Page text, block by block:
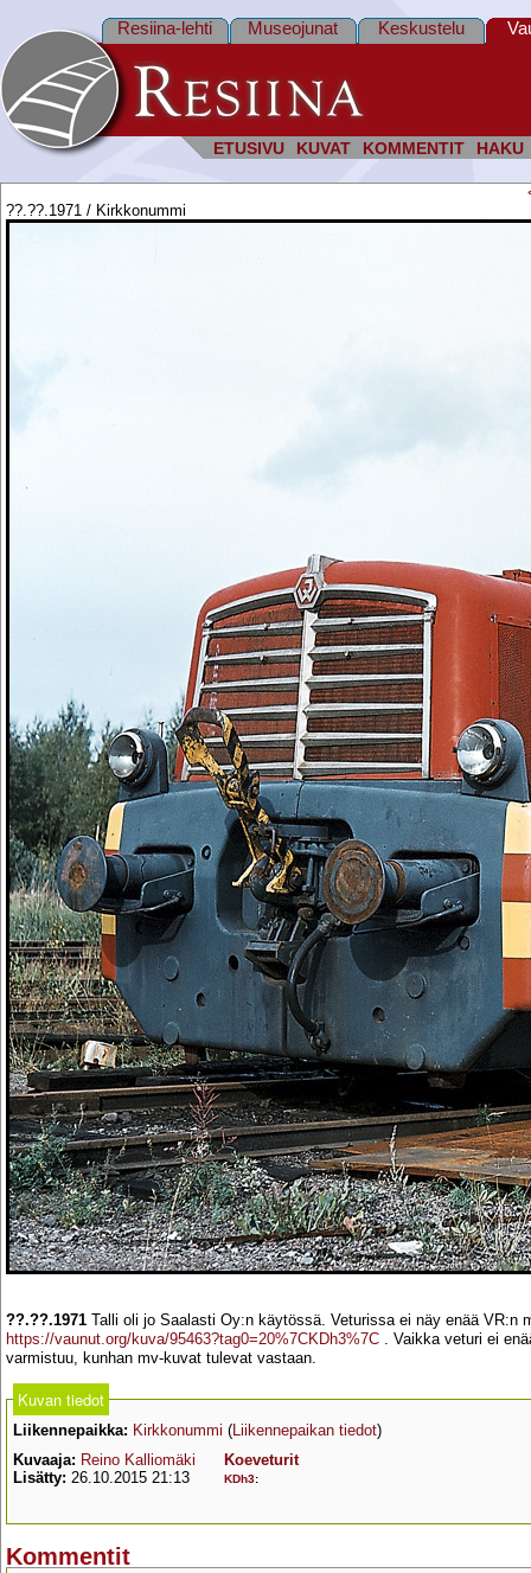
ETUSIVU KUVAT KOMMENTIT HAKU
Resiina-lehti Museojunat Keskustelu
??.??.1971 / Kirkkonummi
??.??.1971 Talli oli jo Saalasti Oy:n käytössä. Veturissa ei näy enää VR:n
https://vaunut.org/kuva/95463?tag0=20%7CKDh3%7C . Vaikka veturi ei
varmistuu, kunhan mv-kuvat tulevat vastaan.
Kuvan tiedot
Liikennepaikka: Kirkkonummi (Liikennepaikan tiedot)
Kuvaaja: Reino Kalliomäki
Lisätty: 26.10.2015 21:13
Koeveturit
KDh3:
Kommentit